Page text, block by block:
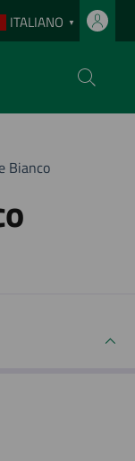
ITALIANO ▼
Bianco